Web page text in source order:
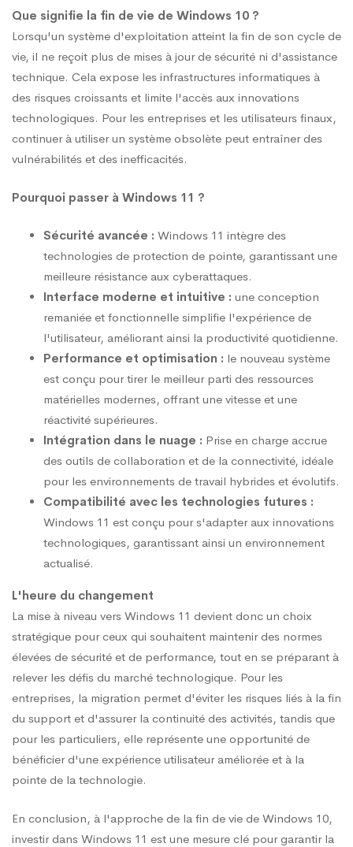
Que signifie la fin de vie de Windows 10 ?
Lorsqu'un système d'exploitation atteint la fin de son cycle de
vie, il ne reçoit plus de mises à jour de sécurité ni d'assistance
technique. Cela expose les infrastructures informatiques à
des risques croissants et limite l'accès aux innovations
technologiques. Pour les entreprises et les utilisateurs finaux,
continuer à utiliser un système obsolète peut entraîner des
vulnérabilités et des inefficacités.
Pourquoi passer à Windows 11 ?
Sécurité avancée : Windows 11 intègre des
technologies de protection de pointe, garantissant une
meilleure résistance aux cyberattaques.
Interface moderne et intuitive : une conception
remaniée et fonctionnelle simplifie l'expérience de
l'utilisateur, améliorant ainsi la productivité quotidienne.
Performance et optimisation : le nouveau système
est conçu pour tirer le meilleur parti des ressources
matérielles modernes, offrant une vitesse et une
réactivité supérieures.
Intégration dans le nuage : Prise en charge accrue
des outils de collaboration et de la connectivité, idéale
pour les environnements de travail hybrides et évolutifs.
Compatibilité avec les technologies futures :
Windows 11 est conçu pour s'adapter aux innovations
technologiques, garantissant ainsi un environnement
actualisé.
L'heure du changement
La mise à niveau vers Windows 11 devient donc un choix
stratégique pour ceux qui souhaitent maintenir des normes
élevées de sécurité et de performance, tout en se préparant à
relever les défis du marché technologique. Pour les
entreprises, la migration permet d'éviter les risques liés à la fin
du support et d'assurer la continuité des activités, tandis que
pour les particuliers, elle représente une opportunité de
bénéficier d'une expérience utilisateur améliorée et à la
pointe de la technologie.
En conclusion, à l'approche de la fin de vie de Windows 10,
investir dans Windows 11 est une mesure clé pour garantir la